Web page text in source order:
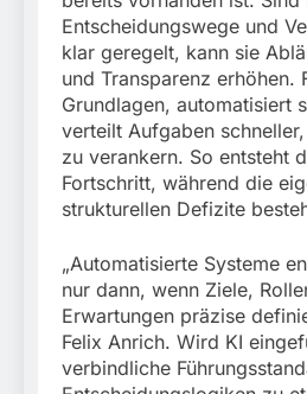
Entscheidungswege und
klar geregelt, kann sie
und Transparenz erhöhen.
Grundlagen, automatisiert
verteilt Aufgaben
zu verankern. So entsteht
Fortschritt, während die
strukturellen Defizite
„Automatisierte Systeme
nur dann, wenn Ziele,
Erwartungen präzise
Felix Anrich. Wird KI
verbindliche